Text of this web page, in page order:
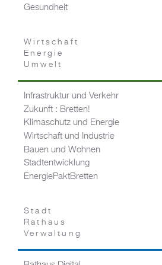
Gesundheit
Wirtschaft
Energie
Umwelt
Infrastruktur und Verkehr
Zukunft : Bretten!
Klimaschutz und Energie
Wirtschaft und Industrie
Bauen und Wohnen
Stadtentwicklung
EnergiePaktBretten
Stadt
Rathaus
Verwaltung